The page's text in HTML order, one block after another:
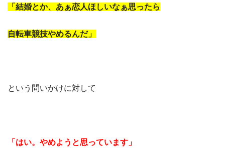
「結婚とか、あぁ恋人ほしいなぁ思ったら
自転車競技やめるんだ」
という問いかけに対して
「はい。やめようと思っています」